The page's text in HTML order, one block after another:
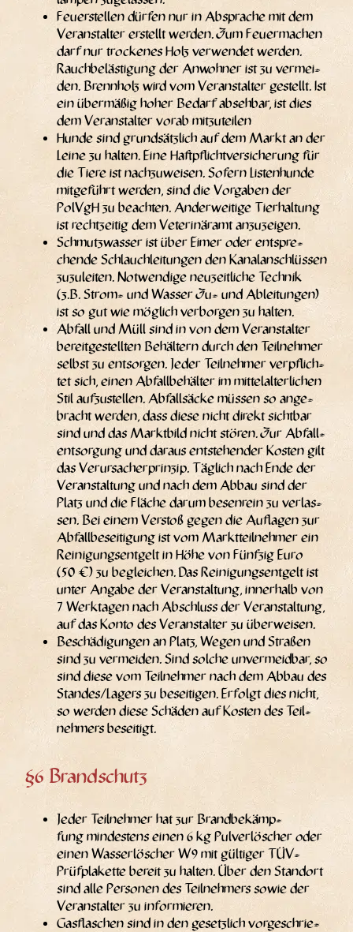
Feu­er­stel­len dür­fen nur in Abspra­che mit dem
Ver­an­stal­ter erstellt wer­den. Zum Feu­er­ma­chen
darf nur tro­cke­nes Holz ver­wen­det wer­den.
Rauch­be­läs­ti­gung der Anwoh­ner ist zu ver­mei­
den. Brenn­holz wird vom Ver­an­stal­ter gestellt. Ist
ein über­mä­ßig hoher Bedarf abseh­bar, ist dies
dem Ver­an­stal­ter vor­ab mitzuteilen
Hun­de sind grund­sätz­lich auf dem Markt an der
Lei­ne zu hal­ten. Eine Haft­pflicht­ver­si­che­rung für
die Tie­re ist nach­zu­wei­sen. Sofern Listen­hunde
mit­ge­führt wer­den, sind die Vor­ga­ben der
PolVgH zu beach­ten. Ander­wei­ti­ge Tier­hal­tung
ist recht­zei­tig dem Vete­ri­när­amt anzuzeigen.
Schmutz­was­ser ist über Eimer oder ent­spre­
chen­de Schlauch­lei­tun­gen den Kanal­an­schlüs­sen
zuzu­lei­ten. Not­wen­di­ge neu­zeit­li­che Tech­nik
(z.B. Strom- und Was­ser Zu- und Ablei­tun­gen)
ist so gut wie mög­lich ver­bor­gen zu halten.
Abfall und Müll sind in von dem Ver­an­stal­ter
bereit­ge­stell­ten Behäl­tern durch den Teil­neh­mer
selbst zu ent­sor­gen. Jeder Teil­neh­mer ver­pflich­
tet sich, einen Abfall­be­häl­ter im mit­tel­al­ter­li­chen
Stil auf­zu­stel­len. Abfall­sä­cke müs­sen so ange­
bracht wer­den, dass die­se nicht direkt sicht­bar
sind und das Markt­bild nicht stö­ren. Zur Abfall­
ent­sor­gung und dar­aus ent­ste­hen­der Kos­ten gilt
das Ver­ur­sa­cher­prin­zip. Täg­lich nach Ende der
Ver­an­stal­tung und nach dem Abbau sind der
Platz und die Flä­che dar­um besen­rein zu ver­las­
sen. Bei einem Ver­stoß gegen die Auf­la­gen zur
Abfall­be­sei­ti­gung ist vom Markt­teil­neh­mer ein
Rei­ni­gungs­ent­gelt in Höhe von Fünf­zig Euro
(50 €) zu beglei­chen. Das Rei­ni­gungs­ent­gelt ist
unter Anga­be der Ver­an­stal­tung, inner­halb von
7 Werk­ta­gen nach Abschluss der Ver­an­stal­tung,
auf das Kon­to des Ver­an­stal­ter zu überweisen.
Beschä­di­gun­gen an Platz, Wegen und Stra­ßen
sind zu ver­mei­den. Sind sol­che unver­meid­bar, so
sind die­se vom Teil­neh­mer nach dem Abbau des
Standes/​Lagers zu besei­ti­gen. Erfolgt dies nicht,
so wer­den die­se Schä­den auf Kos­ten des Teil­
neh­mers beseitigt.
§6 Brandschutz
Jeder Teil­neh­mer hat zur Brand­be­kämp­
fung min­des­tens einen 6 kg Pulver­löscher oder
einen Was­ser­lö­scher W9 mit gül­ti­ger TÜV-
Prüf­plakette bereit zu hal­ten. Über den Stand­ort
sind alle Per­so­nen des Teil­neh­mers sowie der
Ver­an­stal­ter zu informieren.
Gas­fla­schen sind in den gesetz­lich vor­ge­schrie­